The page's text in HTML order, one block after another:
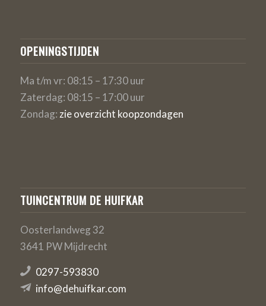
OPENINGSTIJDEN
Ma t/m vr: 08:15 – 17:30 uur
Zaterdag: 08:15 – 17:00 uur
Zondag: zie overzicht koopzondagen
TUINCENTRUM DE HUIFKAR
Oosterlandweg 32
3641 PW Mijdrecht
0297-593830
info@dehuifkar.com